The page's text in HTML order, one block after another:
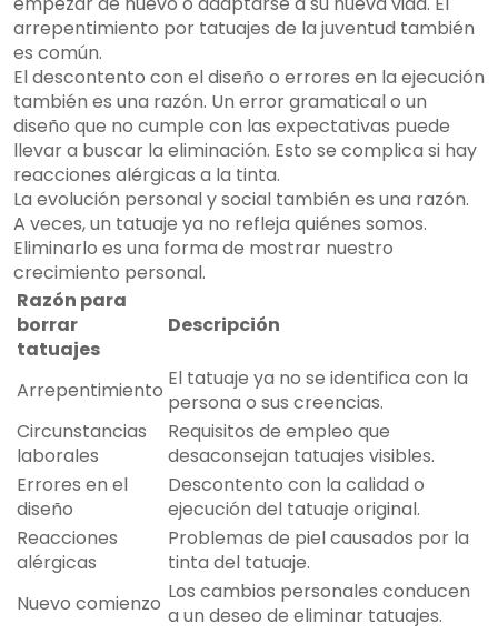
arrepentimiento por tatuajes de la juventud también
es común.
El descontento con el diseño o errores en la ejecución
también es una razón. Un error gramatical o un
diseño que no cumple con las expectativas puede
llevar a buscar la eliminación. Esto se complica si hay
reacciones alérgicas a la tinta.
La evolución personal y social también es una razón.
A veces, un tatuaje ya no refleja quiénes somos.
Eliminarlo es una forma de mostrar nuestro
crecimiento personal.
Razón para
borrar
tatuajes
Descripción
Arrepentimiento El tatuaje ya no se identifica con la
persona o sus creencias.
Circunstancias
laborales
Requisitos de empleo que
desaconsejan tatuajes visibles.
Errores en el
diseño
Descontento con la calidad o
ejecución del tatuaje original.
Reacciones
alérgicas
Problemas de piel causados por la
tinta del tatuaje.
Nuevo comienzo Los cambios personales conducen
a un deseo de eliminar tatuajes.